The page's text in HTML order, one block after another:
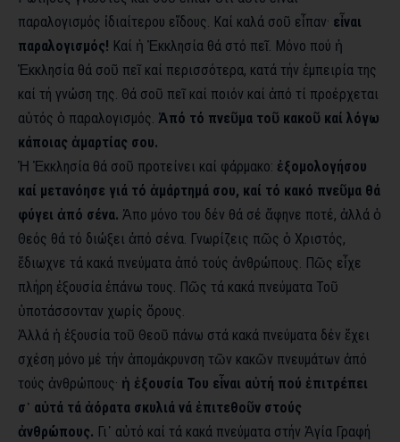
παραλογισμός ἰδιαίτερου εἴδους. Καί καλά σοῦ εἶπαν· εἶναι
παραλογισμός! Καί ἡ Ἐκκλησία θά στό πεῖ. Μόνο πού ἡ
Ἐκκλησία θά σοῦ πεῖ καί περισσότερα, κατά τήν ἐμπειρία της
καί τή γνώση της. Θά σοῦ πεῖ καί ποιόν καί ἀπό τί προέρχεται
αὐτός ὁ παραλογισμός. Ἀπό τό πνεῦμα τοῦ κακοῦ καί λόγω
κάποιας ἁμαρτίας σου.
Ἡ Ἐκκλησία θά σοῦ προτείνει καί φάρμακο: ἐξομολογήσου
καί μετανόησε γιά τό ἁμάρτημά σου, καί τό κακό πνεῦμα θά
φύγει ἀπό σένα. Ἀπο μόνο του δέν θά σέ ἄφηνε ποτέ, ἀλλά ὁ
Θεός θά τό διώξει ἀπό σένα. Γνωρίζεις πῶς ὁ Χριστός,
ἔδιωχνε τά κακά πνεύματα ἀπό τούς ἀνθρώπους. Πῶς εἶχε
πλήρη ἐξουσία ἐπάνω τους. Πῶς τά κακά πνεύματα Τοῦ
ὑποτάσσονταν χωρίς ὅρους.
Ἀλλά ἡ ἐξουσία τοῦ Θεοῦ πάνω στά κακά πνεύματα δέν ἔχει
σχέση μόνο μέ τήν ἀπομάκρυνση τῶν κακῶν πνευμάτων ἀπό
τούς ἀνθρώπους· ἡ ἐξουσία Του εἶναι αὐτή πού ἐπιτρέπει
σ᾿ αὐτά τά ἀόρατα σκυλιά νά ἐπιτεθοῦν στούς
ἀνθρώπους. Γι᾿ αὐτό καί τά κακά πνεύματα στήν Ἁγία Γραφή